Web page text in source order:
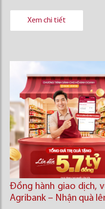
Xem chi tiết
Đồng hành giao dịch,
Agribank – Nhận quà